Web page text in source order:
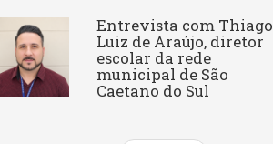
Entrevista com Thiago
Luiz de Araújo, diretor
escolar da rede
municipal de São
Caetano do Sul